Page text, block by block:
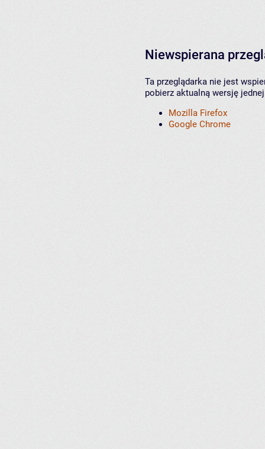
Niewspierana
Ta przeglądarka nie jest
pobierz aktualną wersję
Mozilla Firefox
Google Chrome